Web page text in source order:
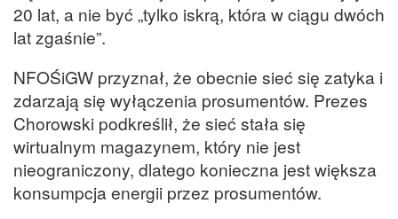
20 lat, a nie być „tylko iskrą, która w ciągu dwóch
lat zgaśnie”.
NFOŚiGW przyznał, że obecnie sieć się zatyka i
zdarzają się wyłączenia prosumentów. Prezes
Chorowski podkreślił, że sieć stała się
wirtualnym magazynem, który nie jest
nieograniczony, dlatego konieczna jest większa
konsumpcja energii przez prosumentów.